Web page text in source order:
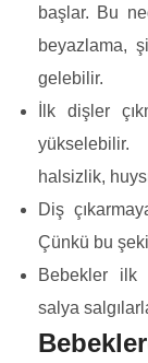
başlar. Bu
beyazlama,
gelebilir.
İlk dişler
halsizlik,
Diş
Çünkü bu
Bebekler ilk
salya